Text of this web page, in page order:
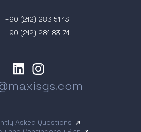
+90 (212) 283 51 13
+90 (212) 281 83 74
Asked Questions